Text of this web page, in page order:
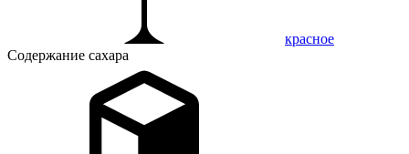
красное
Содержание сахара